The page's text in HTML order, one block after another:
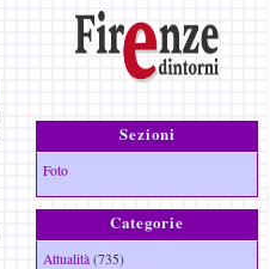
Sezioni
Foto
Categorie
Attualità (735)